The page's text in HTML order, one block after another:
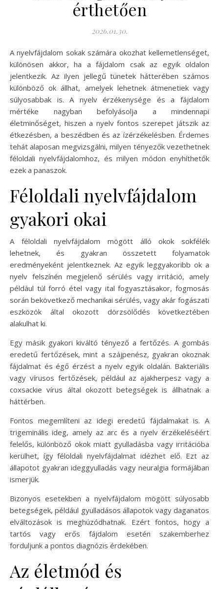
érthetően
2026.01.30.
A nyelvfájdalom sokak számára okozhat kellemetlenséget,
különösen akkor, ha a fájdalom csak az egyik oldalon
jelentkezik. Az ilyen jellegű tünetek hátterében számos
különböző ok állhat, amelyek lehetnek átmenetiek vagy
súlyosabbak is. A nyelv érzékenysége és a fájdalom
mértéke nagyban befolyásolja a mindennapi
életminőséget, hiszen a nyelv fontos szerepet játszik az
étkezésben, a beszédben és az ízérzékelésben. Érdemes
tehát alaposan megvizsgálni, milyen tényezők vezethetnek
féloldali nyelvfájdalomhoz, és milyen módon enyhíthetők
ezek a panaszok.
Féloldali nyelvfájdalom
gyakori okai
A féloldali nyelvfájdalom mögött álló okok sokfélék
lehetnek, és gyakran összetett folyamatok
eredményeként jelentkeznek. Az egyik leggyakoribb ok a
nyelv felszínén megjelenő sérülés vagy irritáció, amely
például túl forró étel vagy ital fogyasztásakor, fogmosás
során bekövetkező mechanikai sérülés, vagy akár fogászati
eszközök által okozott dörzsölődés következtében
alakulhat ki.
Egy másik gyakori kiváltó tényező a fertőzés. A gombás
eredetű fertőzések, mint a szájpenész, gyakran okoznak
fájdalmat és égő érzést a nyelv egyik oldalán. Bakteriális
vagy vírusos fertőzések, például az ajakherpesz vagy a
coxsackie vírus által okozott betegségek is állhatnak a
háttérben.
Fontos megemlíteni az idegi eredetű fájdalmakat is. A
trigeminális ideg, amely az arc és a nyelv érzékeléséért
felelős, különböző okok miatt gyulladásba vagy irritációba
kerülhet, így féloldali nyelvfájdalmat idézhet elő. Ezt az
állapotot gyakran ideggyulladás vagy neuralgia formájában
ismerjük.
Bizonyos esetekben a nyelvfájdalom mögött súlyosabb
betegségek, például gyulladásos állapotok vagy daganatos
elváltozások is meghúzódhatnak. Ezért fontos, hogy a
tartós vagy erős fájdalom esetén szakemberhez
forduljunk a pontos diagnózis érdekében.
Az életmód és